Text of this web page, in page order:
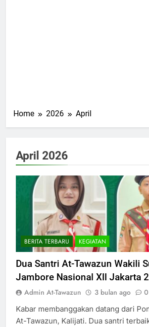
Home 2026 April
April 2026
BERITA TERBARU KEGIATAN
Dua Santri At-Tawazun Wakili
Jambore Nasional XII Jakarta
Admin At-Tawazun 3 bulan ago 0
Kabar membanggakan datang dari
At-Tawazun, Kalijati. Dua santri